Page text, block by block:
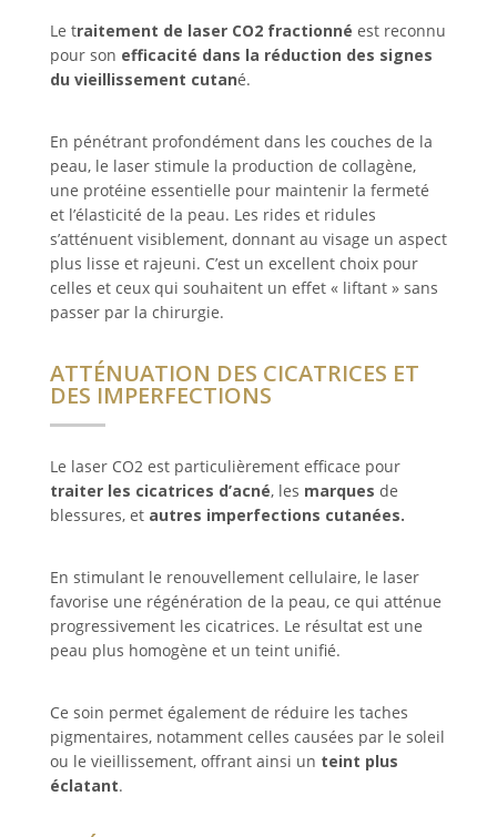
Le traitement de laser CO2 fractionné est reconnu
pour son efficacité dans la réduction des signes
du vieillissement cutané.
En pénétrant profondément dans les couches de la
peau, le laser stimule la production de collagène,
une protéine essentielle pour maintenir la fermeté
et l’élasticité de la peau. Les rides et ridules
s’atténuent visiblement, donnant au visage un aspect
plus lisse et rajeuni. C’est un excellent choix pour
celles et ceux qui souhaitent un effet « liftant » sans
passer par la chirurgie.
ATTÉNUATION DES CICATRICES ET
DES IMPERFECTIONS
Le laser CO2 est particulièrement efficace pour
traiter les cicatrices d’acné, les marques de
blessures, et autres imperfections cutanées.
En stimulant le renouvellement cellulaire, le laser
favorise une régénération de la peau, ce qui atténue
progressivement les cicatrices. Le résultat est une
peau plus homogène et un teint unifié.
Ce soin permet également de réduire les taches
pigmentaires, notamment celles causées par le soleil
ou le vieillissement, offrant ainsi un teint plus
éclatant.